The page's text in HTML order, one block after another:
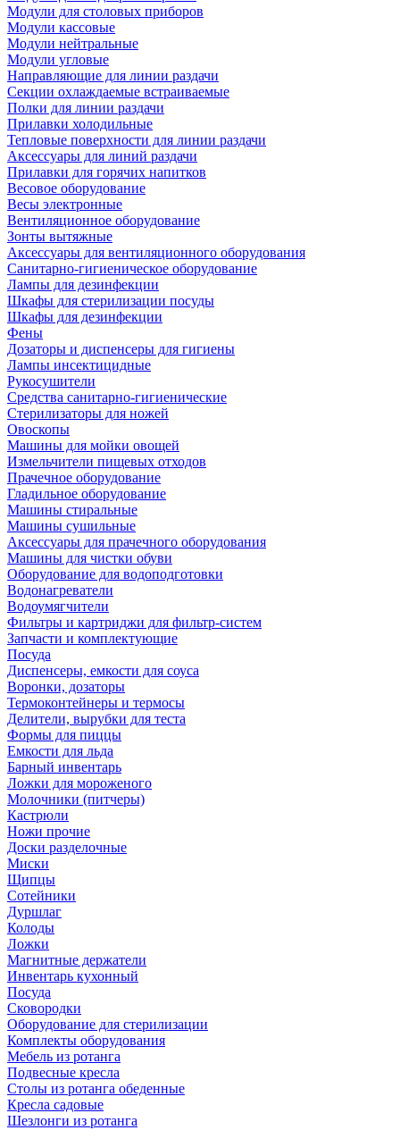
Модули для столовых приборов
Модули кассовые
Модули нейтральные
Модули угловые
Направляющие для линии раздачи
Секции охлаждаемые встраиваемые
Полки для линии раздачи
Прилавки холодильные
Тепловые поверхности для линии раздачи
Аксессуары для линий раздачи
Прилавки для горячих напитков
Весовое оборудование
Весы электронные
Вентиляционное оборудование
Зонты вытяжные
Аксессуары для вентиляционного оборудования
Санитарно-гигиеническое оборудование
Лампы для дезинфекции
Шкафы для стерилизации посуды
Шкафы для дезинфекции
Фены
Дозаторы и диспенсеры для гигиены
Лампы инсектицидные
Рукосушители
Средства санитарно-гигиенические
Стерилизаторы для ножей
Овоскопы
Машины для мойки овощей
Измельчители пищевых отходов
Прачечное оборудование
Гладильное оборудование
Машины стиральные
Машины сушильные
Аксессуары для прачечного оборудования
Машины для чистки обуви
Оборудование для водоподготовки
Водонагреватели
Водоумягчители
Фильтры и картриджи для фильтр-систем
Запчасти и комплектующие
Посуда
Диспенсеры, емкости для соуса
Воронки, дозаторы
Термоконтейнеры и термосы
Делители, вырубки для теста
Формы для пиццы
Емкости для льда
Барный инвентарь
Ложки для мороженого
Молочники (питчеры)
Кастрюли
Ножи прочие
Доски разделочные
Миски
Щипцы
Сотейники
Дуршлаг
Колоды
Ложки
Магнитные держатели
Инвентарь кухонный
Посуда
Сковородки
Оборудование для стерилизации
Комплекты оборудования
Мебель из ротанга
Подвесные кресла
Столы из ротанга обеденные
Кресла садовые
Шезлонги из ротанга